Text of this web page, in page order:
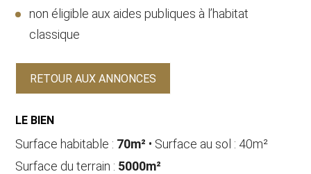
non éligible aux aides publiques à l’habitat
classique
RETOUR AUX ANNONCES
LE BIEN
Surface habitable : 70m² • Surface au sol : 40m²
Surface du terrain : 5000m²